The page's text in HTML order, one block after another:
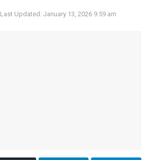
Last Updated: January 13, 2026 9:59 am